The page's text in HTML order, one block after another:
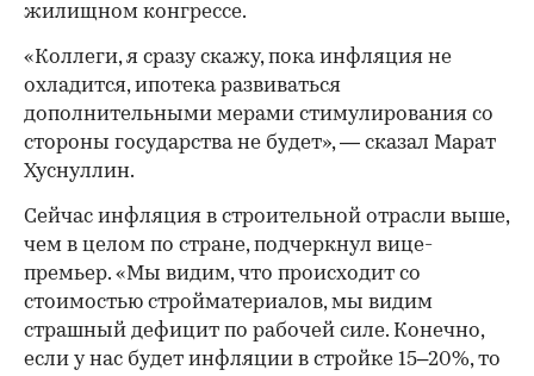
жилищном конгрессе.
«Коллеги, я сразу скажу, пока инфляция не
охладится, ипотека развиваться
дополнительными мерами стимулирования со
стороны государства не будет», — сказал Марат
Хуснуллин.
Сейчас инфляция в строительной отрасли выше,
чем в целом по стране, подчеркнул вице-
премьер. «Мы видим, что происходит со
стоимостью стройматериалов, мы видим
страшный дефицит по рабочей силе. Конечно,
если у нас будет инфляции в стройке 15–20%, то